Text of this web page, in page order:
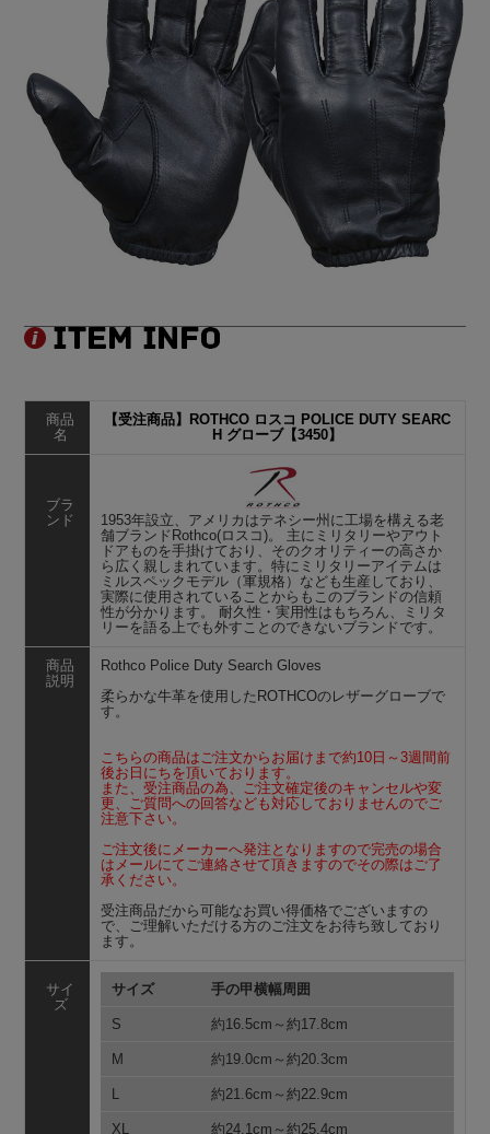
商品
名
【受注商品】ROTHCO ロスコ POLICE DUTY SEARC
H グローブ【3450】
ブラ
ンド
1953年設立、アメリカはテネシー州に工場を構える老
舗ブランドRothco(ロスコ)。 主にミリタリーやアウト
ドアものを手掛けており、そのクオリティーの高さか
ら広く親しまれています。特にミリタリーアイテムは
ミルスペックモデル（軍規格）なども生産しており、
実際に使用されていることからもこのブランドの信頼
性が分かります。 耐久性・実用性はもちろん、ミリタ
リーを語る上でも外すことのできないブランドです。
商品
説明
Rothco Police Duty Search Gloves
柔らかな牛革を使用したROTHCOのレザーグローブで
す。
こちらの商品はご注文からお届けまで約10日～3週間前
後お日にちを頂いております。
また、受注商品の為、ご注文確定後のキャンセルや変
更、ご質問への回答なども対応しておりませんのでご
注意下さい。
ご注文後にメーカーへ発注となりますので完売の場合
はメールにてご連絡させて頂きますのでその際はご了
承ください。
受注商品だから可能なお買い得価格でございますの
で、ご理解いただける方のご注文をお待ち致しており
ます。
サイ
ズ
サイズ 手の甲横幅周囲
S 約16.5cm～約17.8cm
M 約19.0cm～約20.3cm
L 約21.6cm～約22.9cm
XL 約24.1cm～約25.4cm